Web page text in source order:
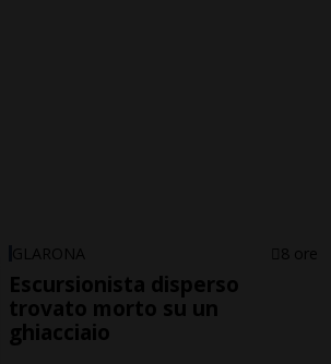
GLARONA 8 ore
Escursionista disperso
trovato morto su un
ghiacciaio